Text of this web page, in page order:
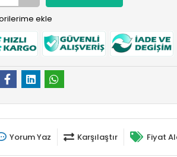
ekle
Yorum Yaz Karşılaştır Fiyat